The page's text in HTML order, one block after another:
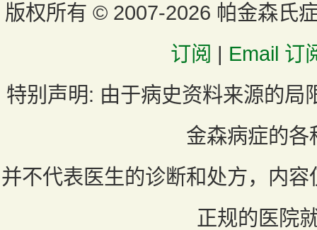
版权所有 © 2007-2026 帕金森氏
订阅 | Email 订
特别声明: 由于病史资料来源的局
金森病症的各
并不代表医生的诊断和处方，内
正规的医院